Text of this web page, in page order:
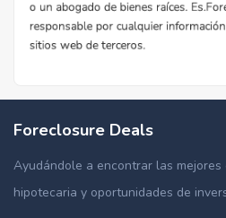
Foreclosure Deals
Ayudándole a encontrar las mejores
hipotecaria y oportunidades de